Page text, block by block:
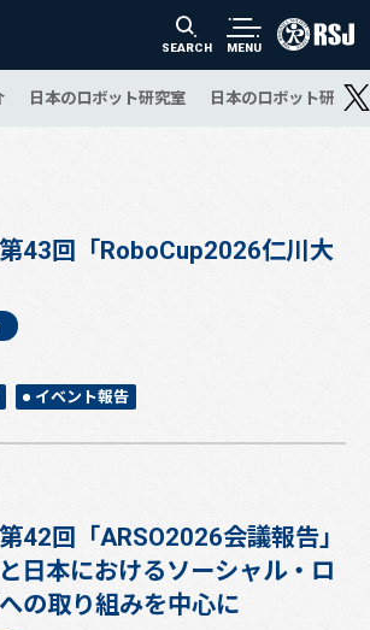
SEARCH MENU
日本のロボット研究室 日本のロボット研究
43回「RoboCup2026仁川大
イベント報告
42回「ARSO2026会議報告」
日本におけるソーシャル・ロ
の取り組みを中心に